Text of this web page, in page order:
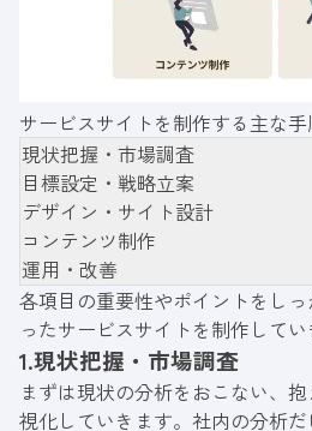
サービスサイトを制作する主な手
現状把握・市場調査
目標設定・戦略立案
デザイン・サイト設計
コンテンツ制作
運用・改善
各項目の重要性やポイントをし
ったサービスサイトを制作してい
1.現状把握・市場調査
まずは現状の分析をおこない、
視化していきます。社内の分析